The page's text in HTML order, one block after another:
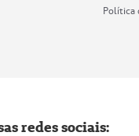
Política
redes sociais: